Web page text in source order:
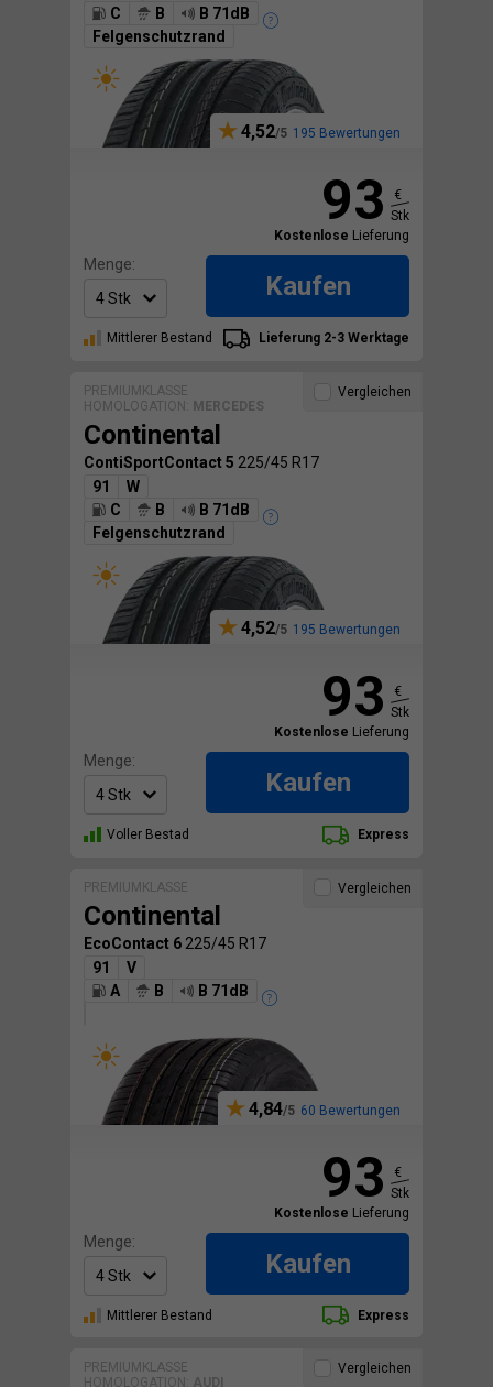
C B
B 71dB
Felgenschutzrand
4,52 195 Bewertungen
93
€
Stk
Kostenlose Lieferung
Menge:
Kaufen
Mittlerer Bestand Lieferung 2-3 Werktage
PREMIUMKLASSE
HOMOLOGATION: MERCEDES
Continental
ContiSportContact 5 225/45 R17
91
W
C
B
B 71dB
Felgenschutzrand
4,52 195 Bewertungen
Vergleichen
93
€
Stk
Kostenlose Lieferung
Menge:
Kaufen
Voller Bestad Express
PREMIUMKLASSE
Continental
EcoContact 6 225/45 R17
91
V
A
B B 71dB
4,84 60 Bewertungen
Vergleichen
93
€
Stk
Kostenlose Lieferung
Menge:
Kaufen
Mittlerer Bestand Express
PREMIUMKLASSE
HOMOLOGATION: AUDI
Vergleichen